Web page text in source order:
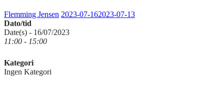
Flemming Jensen 2023-07-162023-07-13
Dato/tid
Date(s) - 16/07/2023
11:00 - 15:00
Kategori
Ingen Kategori